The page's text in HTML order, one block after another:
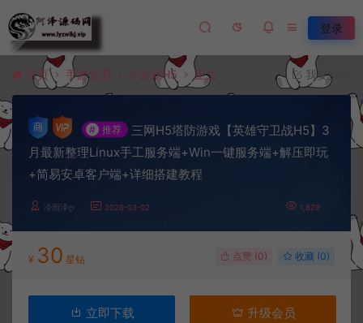
登录
首页 手游资源 小游戏H5 正文 我要投稿
# 推荐
三网H5塔防游戏【英雄守卫战H5】3
月最新整理Linux手工服务端+Win一键服务端+解压即玩
+简易安卓客户端+详细搭建教程
冷雨泽ღ 2026-03-02 1,829
¥ 30 星钻 点赞 (0) 收藏 (0)
立即下载 升级会员